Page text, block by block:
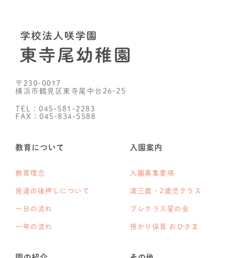
〒230-0017
横浜市鶴見区東寺尾中台26-25
TEL：045-581-2283
FAX：045-834-5588
教育について
教育理念
発達の後押しについて
一日の流れ
一年の流れ
入園案内
入園募集要項
満三歳・2歳児クラス
プレクラス星の会
預かり保育 おひさま